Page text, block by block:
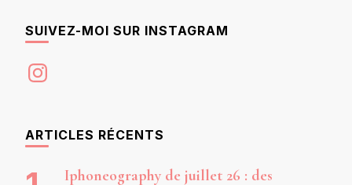
SUIVEZ-MOI SUR INSTAGRAM
Instagram
ARTICLES RÉCENTS
Iphoneography de juillet 26 : des